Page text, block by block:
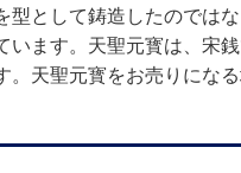
型として鋳造したのでは
います。天聖元寳は、宋
。天聖元寳をお売りにな